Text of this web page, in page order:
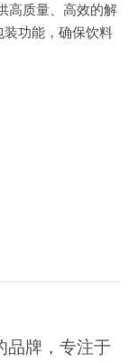
高质量、高效的解
功能，确保饮料
品牌，专注于